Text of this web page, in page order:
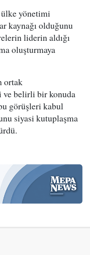
yönetimi
kaynağı olduğunu
liderin aldığı
oluşturmaya
ortak
ve belirli bir konuda
görüşleri kabul
siyasi kutuplaşma